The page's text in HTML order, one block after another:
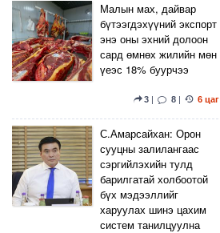
Малын мах, дайвар
бүтээгдэхүүний экспорт
энэ оны эхний долоон
сард өмнөх жилийн мөн
үеэс 18% буурчээ
3 | 8 | 6 цаг
С.Амарсайхан: Орон
сууцны залилангаас
сэргийлэхийн тулд
барилгатай холбоотой
бүх мэдээллийг
харуулах шинэ цахим
систем танилцуулна